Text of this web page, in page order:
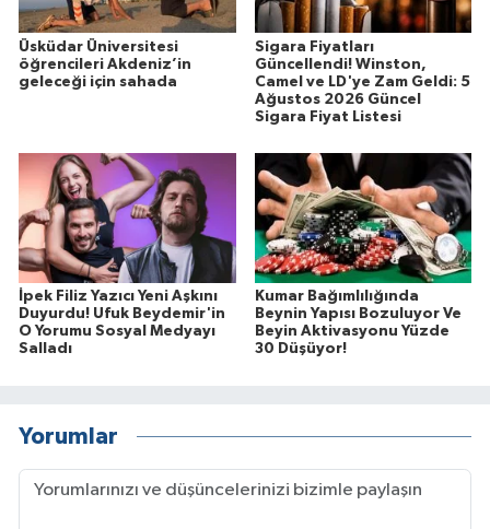
Üsküdar Üniversitesi
öğrencileri Akdeniz’in
geleceği için sahada
Sigara Fiyatları
Güncellendi! Winston,
Camel ve LD'ye Zam Geldi: 5
Ağustos 2026 Güncel
Sigara Fiyat Listesi
İpek Filiz Yazıcı Yeni Aşkını
Duyurdu! Ufuk Beydemir'in
O Yorumu Sosyal Medyayı
Salladı
Kumar Bağımlılığında
Beynin Yapısı Bozuluyor Ve
Beyin Aktivasyonu Yüzde
30 Düşüyor!
Yorumlar